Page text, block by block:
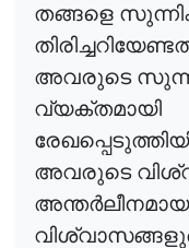
തങ്ങളെ
അവരുടെ
വ്യക്തമായി
അവരുടെ
അന്തർലീനമായ